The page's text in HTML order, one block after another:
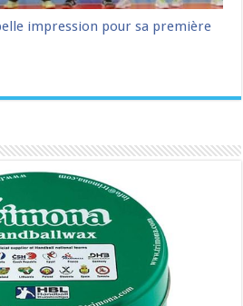
impression pour sa première